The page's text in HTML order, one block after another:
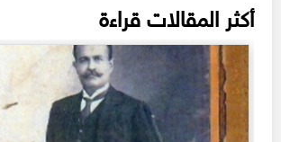
أكثر المقالات قراءة